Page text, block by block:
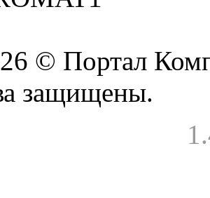
© Портал
защищены.